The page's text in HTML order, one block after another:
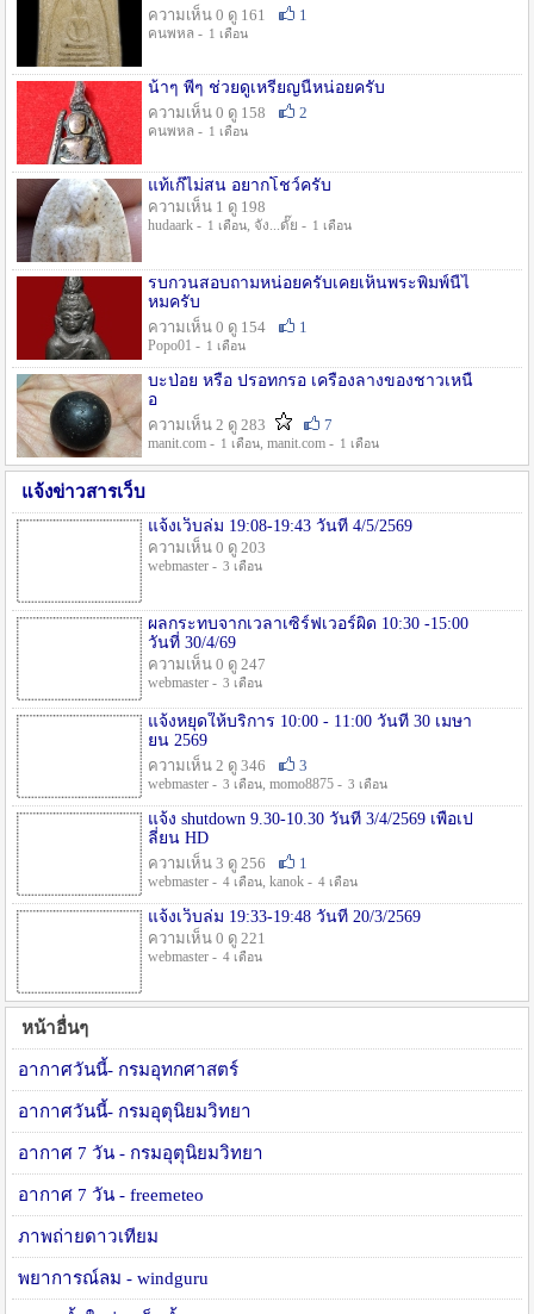
ความเห็น 0 ดู 161
1
คนพหล - 1 เดือน
น้าๆ พี่ๆ ช่วยดูเหรียญนี้หน่อยครับ
ความเห็น 0 ดู 158
2
คนพหล - 1 เดือน
แท้เก๊ไม่สน อยากโชว์ครับ
ความเห็น 1 ดู 198
hudaark - 1 เดือน, จัง...ดั๊ย - 1 เดือน
รบกวนสอบถามหน่อยครับเคยเห็นพระพิมพ์นี้ไ
หมครับ
ความเห็น 0 ดู 154
1
Popo01 - 1 เดือน
บะป่อย หรือ ปรอทกรอ เครื่องลางของชาวเหนื
อ
ความเห็น 2 ดู 283
7
manit.com - 1 เดือน, manit.com - 1 เดือน
แจ้งข่าวสารเว็บ
แจ้งเว็บล่ม 19:08-19:43 วันที่ 4/5/2569
ความเห็น 0 ดู 203
webmaster - 3 เดือน
ผลกระทบจากเวลาเซิร์ฟเวอร์ผิด 10:30 -15:00
วันที่ 30/4/69
ความเห็น 0 ดู 247
webmaster - 3 เดือน
แจ้งหยุดให้บริการ 10:00 - 11:00 วันที่ 30 เมษา
ยน 2569
ความเห็น 2 ดู 346
3
webmaster - 3 เดือน, momo8875 - 3 เดือน
แจ้ง shutdown 9.30-10.30 วันที่ 3/4/2569 เพื่อเป
ลี่ยน HD
ความเห็น 3 ดู 256
1
webmaster - 4 เดือน, kanok - 4 เดือน
แจ้งเว็บล่ม 19:33-19:48 วันที่ 20/3/2569
ความเห็น 0 ดู 221
webmaster - 4 เดือน
หน้าอื่นๆ
อากาศวันนี้- กรมอุทกศาสตร์
อากาศวันนี้- กรมอุตุนิยมวิทยา
อากาศ 7 วัน - กรมอุตุนิยมวิทยา
อากาศ 7 วัน - freemeteo
ภาพถ่ายดาวเทียม
พยาการณ์ลม - windguru